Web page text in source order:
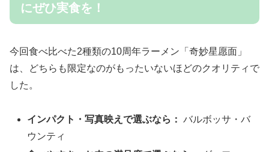
にぜひ実食を！
今回食べ比べた2種類の10周年ラーメン「奇妙星愿面」
は、どちらも限定なのがもったいないほどのクオリティで
した。
インパクト・写真映えで選ぶなら： バルボッサ・バ
ウンティ